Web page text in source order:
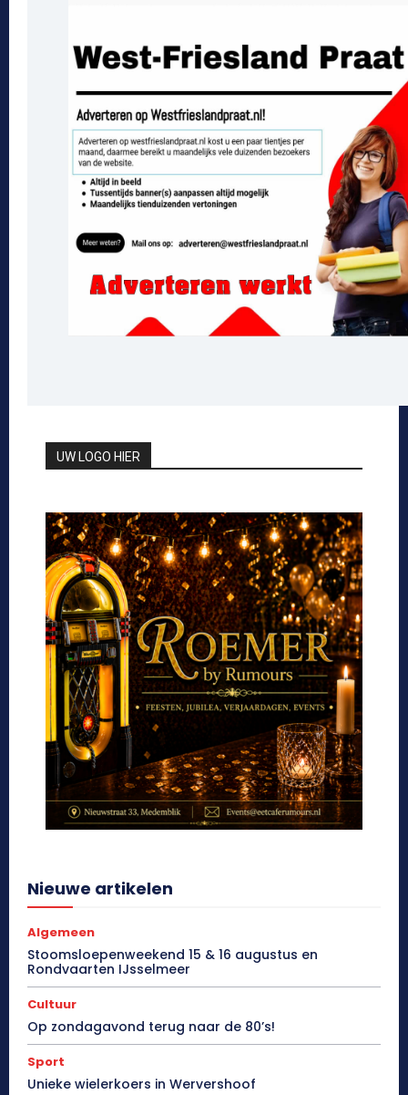
UW LOGO HIER
Nieuwe artikelen
Algemeen
Stoomsloepenweekend 15 & 16 augustus en
Rondvaarten IJsselmeer
Cultuur
Op zondagavond terug naar de 80’s!
Sport
Unieke wielerkoers in Wervershoof